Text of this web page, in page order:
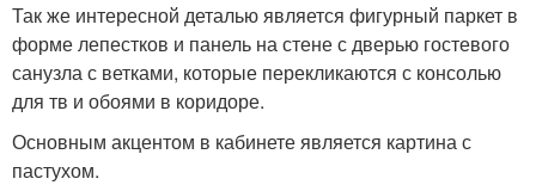
Так же интересной деталью является фигурный паркет в
форме лепестков и панель на стене с дверью гостевого
санузла с ветками, которые перекликаются с консолью
для тв и обоями в коридоре.
Основным акцентом в кабинете является картина с
пастухом.